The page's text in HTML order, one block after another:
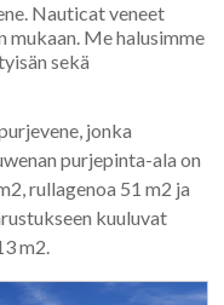
Nauticat veneet
mukaan. Me halusimme
sekä
jonka
purjepinta-ala on
rullagenoa 51 m2 ja
kuuluvat
m2.